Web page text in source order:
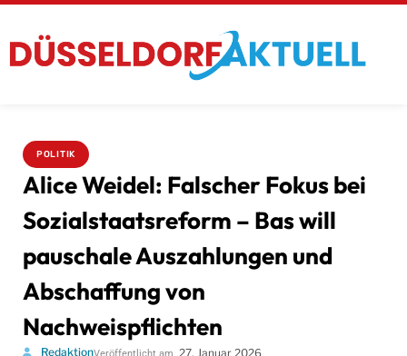
POLITIK
Alice Weidel: Falscher Fokus bei
Sozialstaatsreform – Bas will
pauschale Auszahlungen und
Abschaffung von
Nachweispflichten
RedaktionVeröffentlicht am 27. Januar 2026